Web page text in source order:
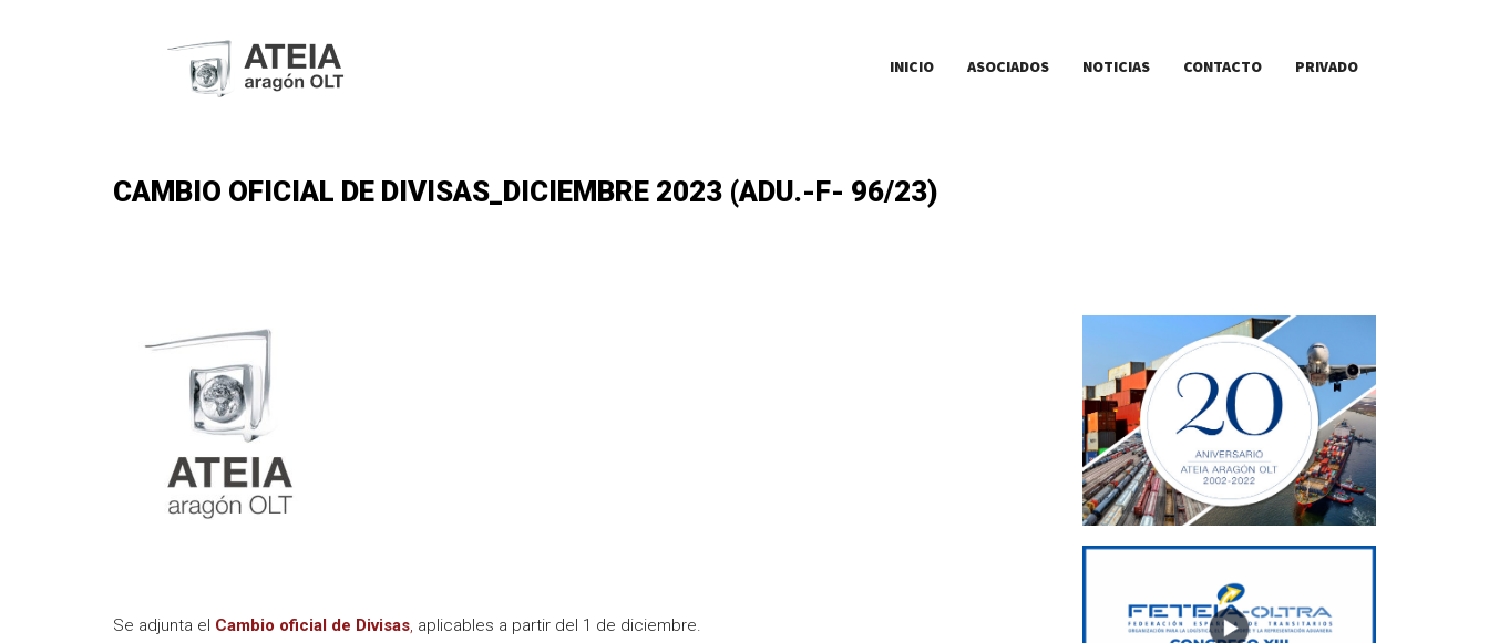
INICIO ASOCIADOS NOTICIAS CONTACTO PRIVADO
CAMBIO OFICIAL DE DIVISAS_DICIEMBRE 2023 (ADU.-F- 96/23)
Se adjunta el Cambio oficial de Divisas, aplicables a partir del 1 de diciembre.